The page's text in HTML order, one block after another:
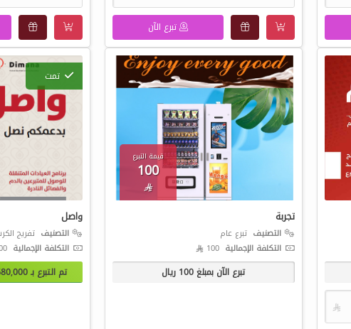
تبرع الآن

قيمة التبرع
100

تجربة
التصنيف تبرع عام
التكلفة الإجمالية 100 
تبرع الآن بمبلغ100 ريال
تمت
واصل
التصنيف تفريج
التكلفة الإجمالية
تم التبرع بـ